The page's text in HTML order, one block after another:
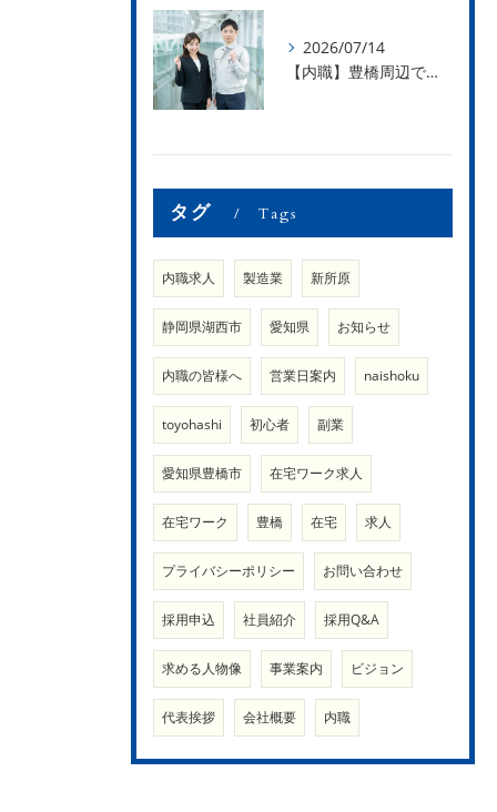
2026/07/14
【内職】豊橋周辺で内職のお仕事を探している方募集中！【内職さまのお声②】
タグ Tags
内職求人 製造業 新所原
静岡県湖西市 愛知県 お知らせ
内職の皆様へ 営業日案内 naishoku
toyohashi 初心者 副業
愛知県豊橋市 在宅ワーク求人
在宅ワーク 豊橋 在宅 求人
プライバシーポリシー お問い合わせ
採用申込 社員紹介 採用Q&A
求める人物像 事業案内 ビジョン
代表挨拶 会社概要 内職